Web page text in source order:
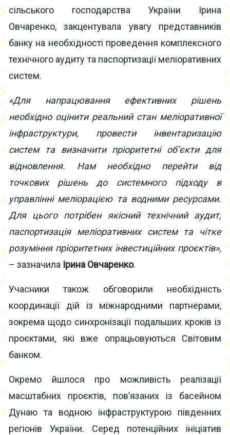
сільського господарства України Ірина
Овчаренко, закцентувала увагу представників
банку на необхідності проведення комплексного
технічного аудиту та паспортизації меліоративних
систем.
«Для напрацювання ефективних рішень
необхідно оцінити реальний стан меліоративної
інфраструктури, провести інвентаризацію
систем та визначити пріоритетні об’єкти для
відновлення. Нам необхідно перейти від
точкових рішень до системного підходу в
управлінні меліорацією та водними ресурсами.
Для цього потрібен якісний технічний аудит,
паспортизація меліоративних систем та чітке
розуміння пріоритетних інвестиційних проєктів»,
– зазначила Ірина Овчаренко.
Учасники також обговорили необхідність
координації дій із міжнародними партнерами,
зокрема щодо синхронізації подальших кроків із
проєктами, які вже опрацьовуються Світовим
банком.
Окремо йшлося про можливість реалізації
масштабних проєктів, пов’язаних із басейном
Дунаю та водною інфраструктурою південних
регіонів України. Серед потенційних ініціатив